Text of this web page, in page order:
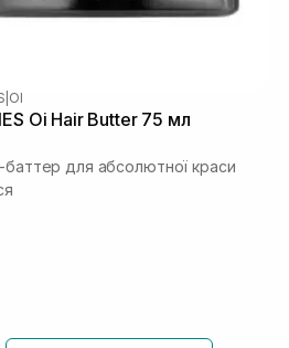
OI
Oi Hair Butter 75 мл
для абсолютної краси